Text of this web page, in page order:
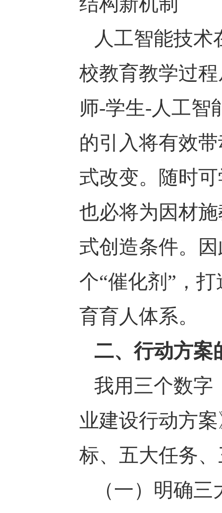
人工智能技
校教育教学过
师-学生-人工智
的引入将有效
式改变。随时
也必将为因材
式创造条件。
个“催化剂”，
育育人体系。
二、行动方案
我用三个数字
业建设行动方
标、五大任务
（一）明确